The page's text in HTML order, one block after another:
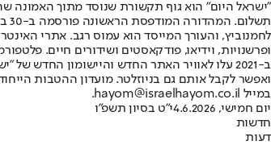
"ישראל היום" הוא גוף תקשורת שנוסד מתוך האמונה
ופרשנויות, וידיאו, פודקאסטים ושידורים חיים.
ב-2021 עלו לאוויר האתר החדש והיישומון
ואפשר לקבל אותם גם בניוזלטר. מועדון ההטבות
במייל hayom@israelhayom.co.il.
יום חמישי, 4.6.2026
י"ט בסיון תשפ"ו
חדשות
דעות